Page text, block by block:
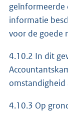
geïnformeerde
informatie
voor de goede
4.10.2 In dit
omstandigheid
4.10.3 Op